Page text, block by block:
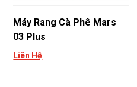
Máy Rang Cà Phê Mars
03 Plus
Liên Hệ